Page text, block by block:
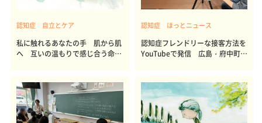
認知症 自立とケア
私に触れるあなたの手 肌から肌
へ 互いの温もりで感じ合う命へ
認知症 ほっとニュース
認知症フレンドリーな接客方法を
YouTubeで発信 広島・府中町の